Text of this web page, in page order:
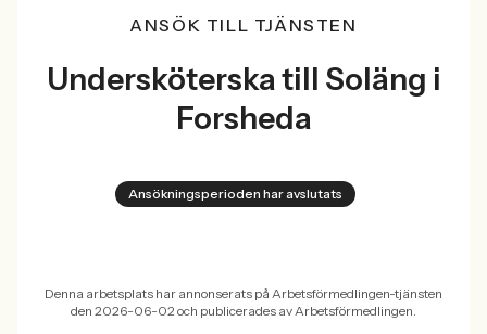
ANSÖK TILL TJÄNSTEN
Undersköterska till Soläng i
Forsheda
Ansökningsperioden har avslutats
Denna arbetsplats har annonserats på Arbetsförmedlingen-tjänsten
den 2026-06-02 och publicerades av Arbetsförmedlingen.